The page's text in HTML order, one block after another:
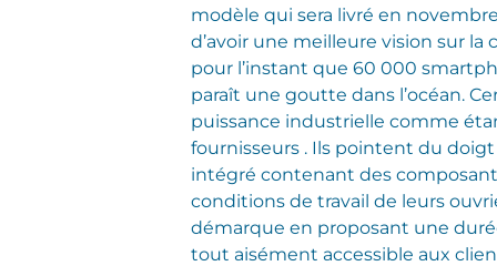
modèle qui sera livré en
d’avoir une meilleure vision sur
pour l’instant que 60 000
paraît une goutte dans l’océan.
puissance industrielle comme
fournisseurs . Ils pointent du
intégré contenant des
conditions de travail de leurs
démarque en proposant une
tout aisément accessible aux